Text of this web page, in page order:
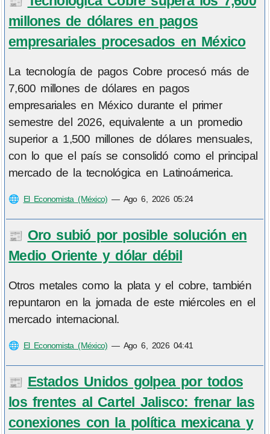
millones de dólares en pagos
empresariales procesados en México
La tecnología de pagos Cobre procesó más de
7,600 millones de dólares en pagos
empresariales en México durante el primer
semestre del 2026, equivalente a un promedio
superior a 1,500 millones de dólares mensuales,
con lo que el país se consolidó como el principal
mercado de la tecnológica en Latinoámerica.
🌐 El Economista (México) — Ago 6, 2026 05:24
📰 Oro subió por posible solución en
Medio Oriente y dólar débil
Otros metales como la plata y el cobre, también
repuntaron en la jornada de este miércoles en el
mercado internacional.
🌐 El Economista (México) — Ago 6, 2026 04:41
📰 Estados Unidos golpea por todos
los frentes al Cartel Jalisco: frenar las
conexiones con la política mexicana y